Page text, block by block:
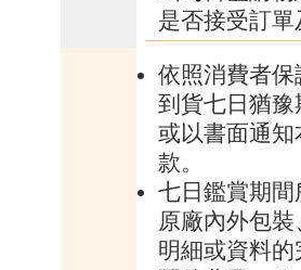
是否接受訂
依照消費者
到貨七日猶
或以書面通
款。
七日鑑賞期
原廠內外包
明細或資料